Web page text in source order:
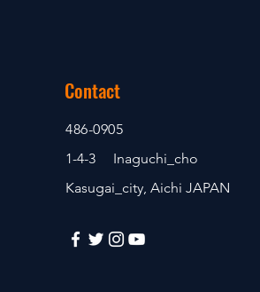
Contact
486-0905
1-4-3 Inaguchi_cho
Kasugai_city, Aichi JAPAN